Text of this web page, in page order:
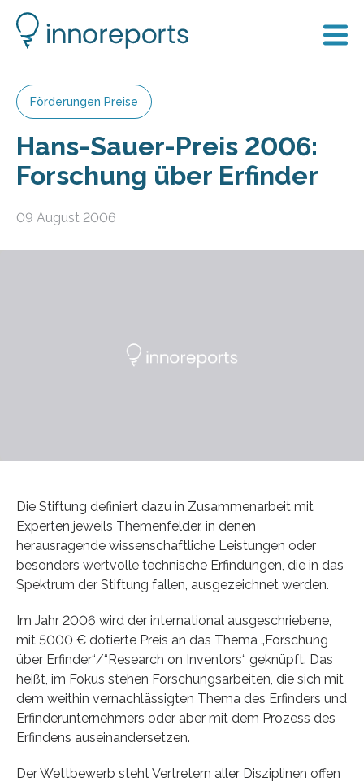
Förderungen Preise
Hans-Sauer-Preis 2006:
Forschung über Erfinder
09 August 2006
Die Stiftung definiert dazu in Zusammenarbeit mit
Experten jeweils Themenfelder, in denen
herausragende wissenschaftliche Leistungen oder
besonders wertvolle technische Erfindungen, die in das
Spektrum der Stiftung fallen, ausgezeichnet werden.
Im Jahr 2006 wird der international ausgeschriebene,
mit 5000 € dotierte Preis an das Thema „Forschung
über Erfinder“/“Research on Inventors“ geknüpft. Das
heißt, im Fokus stehen Forschungsarbeiten, die sich mit
dem weithin vernachlässigten Thema des Erfinders und
Erfinderunternehmers oder aber mit dem Prozess des
Erfindens auseinandersetzen.
Der Wettbewerb steht Vertretern aller Disziplinen offen